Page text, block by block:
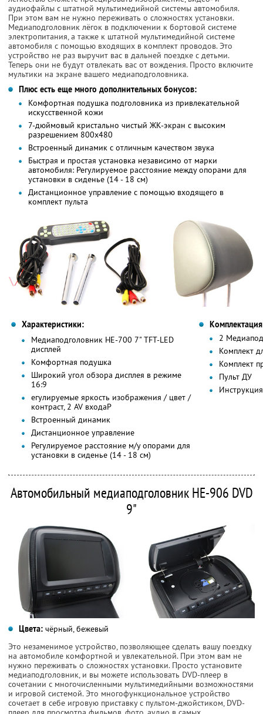
аудиофайлы с штатной мультимедийной системы автомобиля.
При этом вам не нужно переживать о сложностях установки.
Медиаподголовник лёгок в подключении к бортовой системе
электропитания, а также к штатной мультимедийной системе
автомобиля с помощью входящих в комплект проводов. Это
устройство не раз выручит вас в дальней поездке с детьми.
Теперь они не будут отвлекать вас от вождения. Просто включите
мультики на экране вашего медиаподголовника.
Плюс есть еще много дополнительных бонусов:
Комфортная подушка подголовника из привлекательной
искусственной кожи
7-дюймовый кристально чистый ЖК-экран с высоким
разрешением 800x480
Встроенный динамик с отличным качеством звука
Быстрая и простая установка независимо от марки
автомобиля: Регулируемое расстояние между опорами для
установки в сиденье (14 - 18 см)
Дистанционное управление с помощью входящего в
комплект пульта
Характеристики:
Медиаподголовник HE-700 7" TFT-LED
дисплей
Комфортная подушка
Широкий угол обзора дисплея в режиме
16:9
егулируемые яркость изображения / цвет /
контраст, 2 AV входаР
Встроенный динамик
Дистанционное управление
Регулируемое расстояние м/у опорами для
установки в сиденье (14 - 18 см)
2
Комплект
Комплект
Пульт ДУ
Инструкция
Автомобильный медиаподголовник HE-906 DVD
9"
Цвета: чёрный, бежевый
Это незаменимое устройство, позволяющее сделать вашу поездку
на автомобиле комфортной и увлекательной. При этом вам не
нужно переживать о сложностях установки. Просто установите
медиаподголовник, и вы можете использовать DVD-плеер в
сочетании с многочисленными мультимедийными возможностями
и игровой системой. Это многофункциональное устройство
сочетает в себе игровую приставку с пультом-джойстиком, DVD-